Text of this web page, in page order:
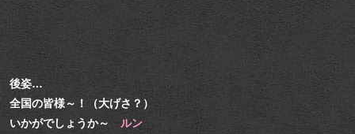
後姿…
全国の皆様～！（大げさ？）
いかがでしょうか～ ルン